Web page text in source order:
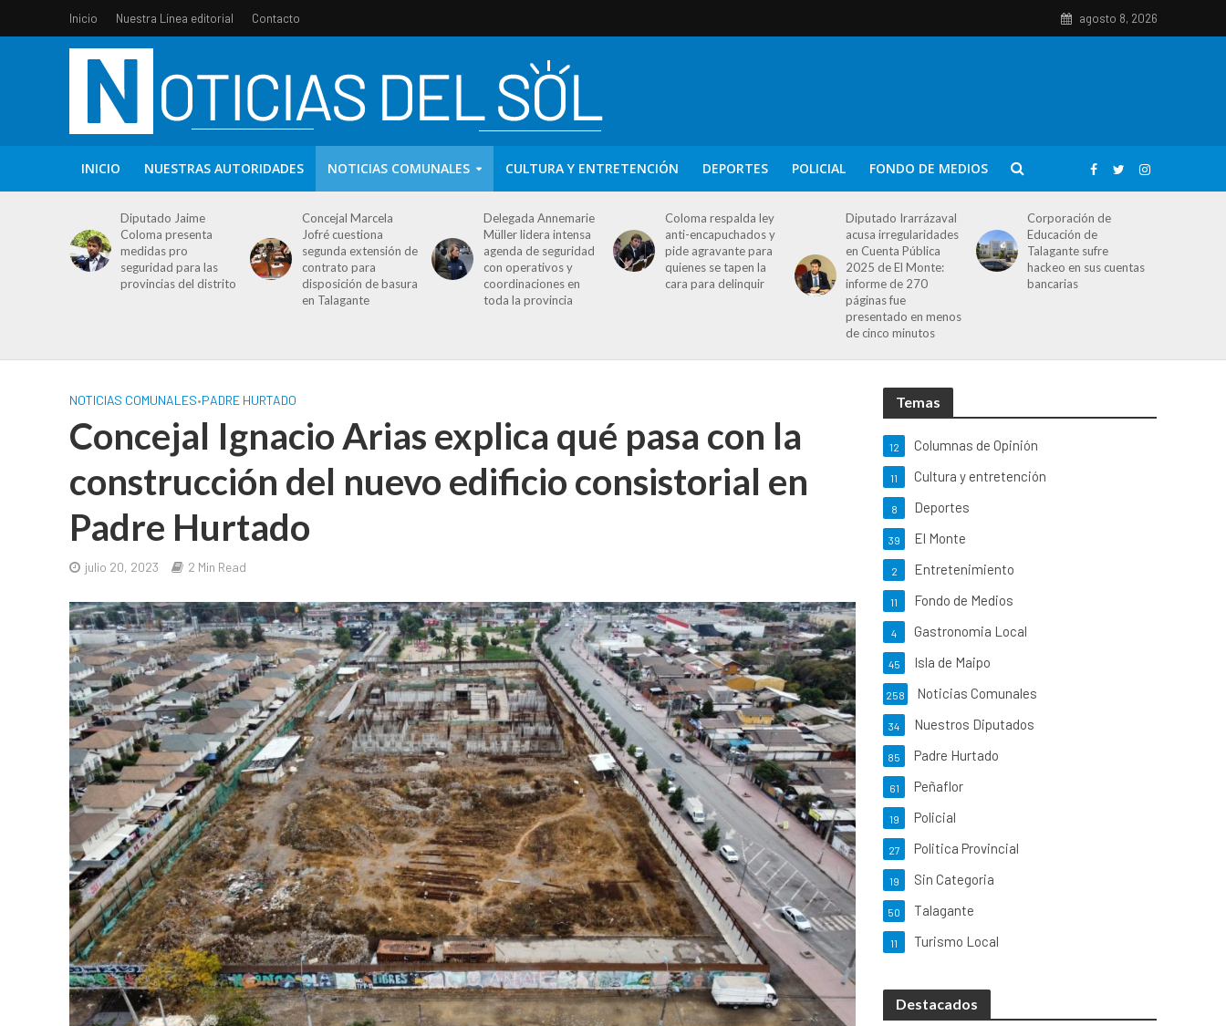
Inicio Nuestra Línea editorial Contacto agosto 8, 2026
INICIO NUESTRAS AUTORIDADES NOTICIAS COMUNALES CULTURA Y ENTRETENCIÓN DEPORTES POLICIAL FONDO DE MEDIOS
Diputado Jaime
Coloma presenta
medidas pro
seguridad para las
provincias del distrito
Concejal Marcela
Jofré cuestiona
segunda extensión de
contrato para
disposición de basura
en Talagante
Delegada Annemarie
Müller lidera intensa
agenda de seguridad
con operativos y
coordinaciones en
toda la provincia
Coloma respalda ley
anti-encapuchados y
pide agravante para
quienes se tapen la
cara para delinquir
Diputado Irarrázaval
acusa irregularidades
en Cuenta Pública
2025 de El Monte:
informe de 270
páginas fue
presentado en menos
de cinco minutos
Corporación de
Educación de
Talagante sufre
hackeo en sus cuentas
bancarias
NOTICIAS COMUNALES•PADRE HURTADO
Concejal Ignacio Arias explica qué pasa con la
construcción del nuevo edificio consistorial en
Padre Hurtado
julio 20, 2023 2 Min Read
Temas
Columnas de Opinión
12
Cultura y entretención
11
Deportes
8
El Monte
39
Entretenimiento
2
Fondo de Medios
11
Gastronomia Local
4
Isla de Maipo
45
Noticias Comunales
258
Nuestros Diputados
34
Padre Hurtado
85
Peñaflor
61
Policial
19
Politica Provincial
27
Sin Categoria
19
Talagante
50
Turismo Local
11
Destacados